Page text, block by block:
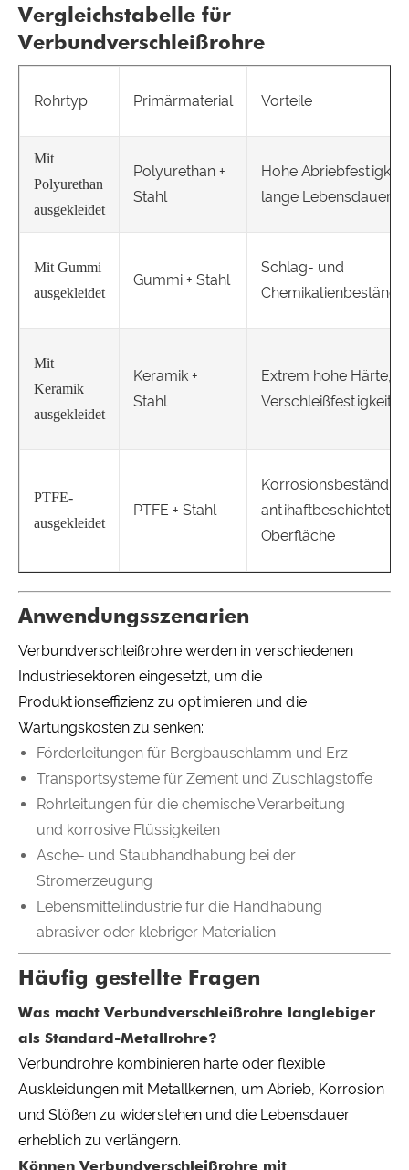
Vergleichstabelle für
Verbundverschleißrohre
Rohrtyp Primärmaterial Vorteile
Mit
Polyurethan
ausgekleidet
Polyurethan +
Stahl
Hohe Abriebfestigkeit,
lange Lebensdauer
Mit Gummi
ausgekleidet
Gummi + Stahl
Schlag- und
Mit
Keramik
ausgekleidet
Keramik +
Stahl
Extrem hohe Härte,
Verschleißfestigkeit
PTFE-
ausgekleidet
PTFE + Stahl
antihaftbeschichtete
Oberfläche
Anwendungsszenarien
Verbundverschleißrohre werden in verschiedenen
Industriesektoren eingesetzt, um die
Produktionseffizienz zu optimieren und die
Wartungskosten zu senken:
Förderleitungen für Bergbauschlamm und Erz
Transportsysteme für Zement und Zuschlagstoffe
Rohrleitungen für die chemische Verarbeitung
und korrosive Flüssigkeiten
Asche- und Staubhandhabung bei der
Stromerzeugung
Lebensmittelindustrie für die Handhabung
abrasiver oder klebriger Materialien
Häufig gestellte Fragen
Was macht Verbundverschleißrohre langlebiger
als Standard-Metallrohre?
Verbundrohre kombinieren harte oder flexible
Auskleidungen mit Metallkernen, um Abrieb, Korrosion
und Stößen zu widerstehen und die Lebensdauer
erheblich zu verlängern.
Können Verbundverschleißrohre mit